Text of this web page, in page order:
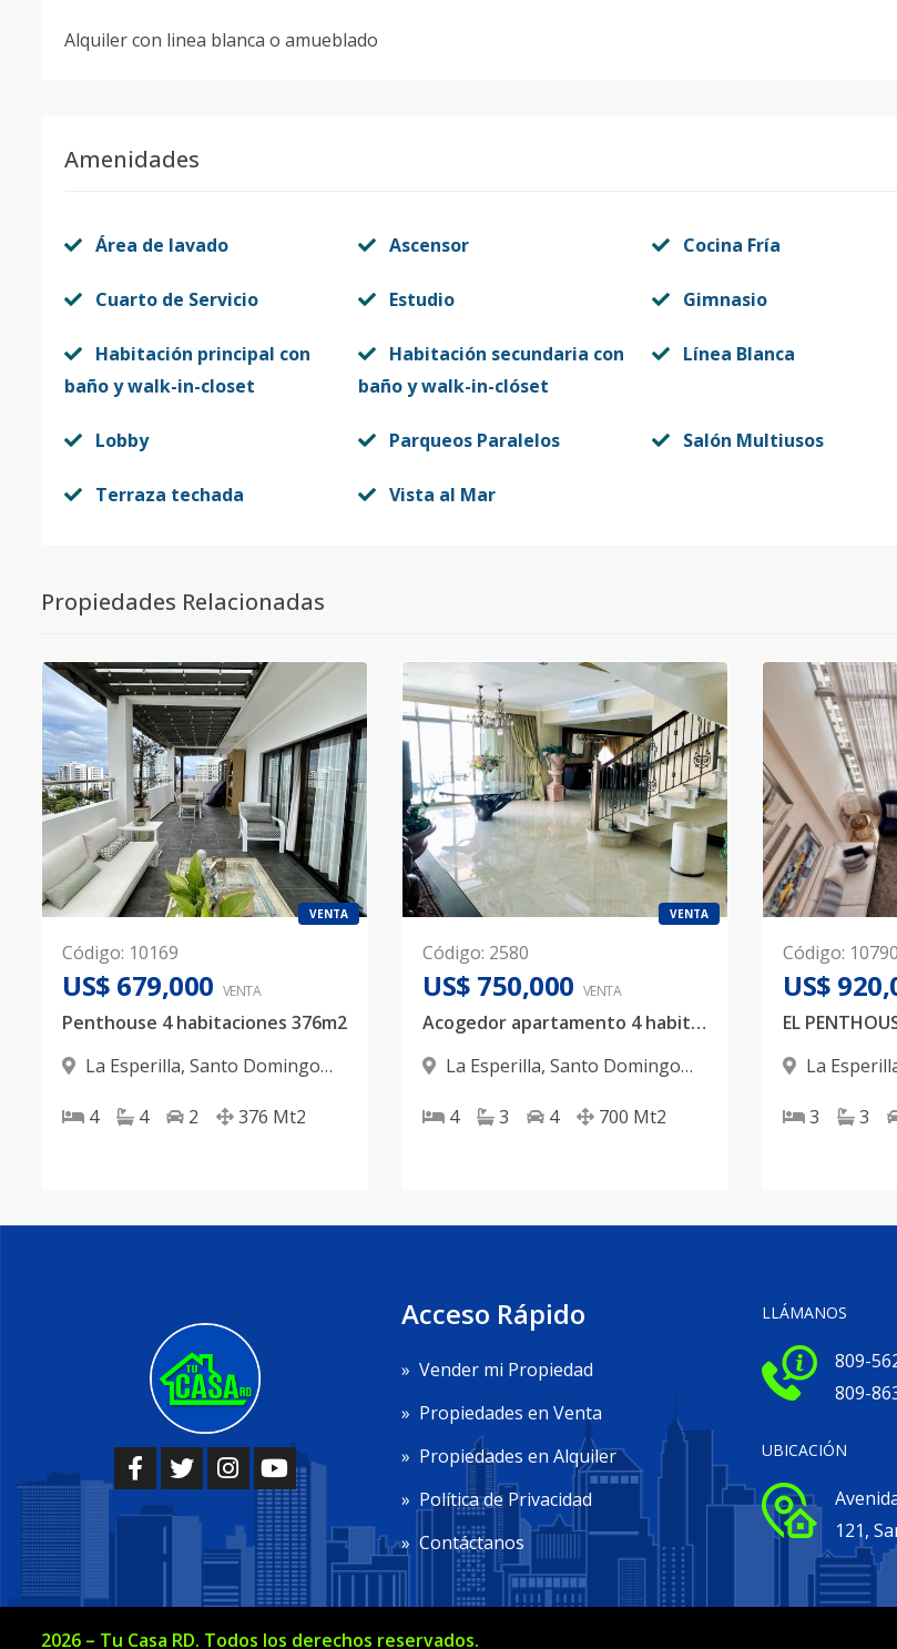
Alquiler con linea blanca o amueblado
Amenidades
Área de lavado Ascensor Cocina Fría
Cuarto de Servicio Estudio Gimnasio
Habitación principal con
baño y walk-in-closet
Habitación secundaria con
baño y walk-in-clóset
Línea Blanca
Lobby Parqueos Paralelos Salón Multiusos
Terraza techada Vista al Mar
Propiedades Relacionadas
VENTA
Código: 10169
US$ 679,000 VENTA
Penthouse 4 habitaciones 376m2
La Esperilla, Santo Domingo
4
4 2 376 Mt2
VENTA
Código: 2580
US$ 750,000 VENTA
Acogedor apartamento 4 habitación, 4 parqueos
La Esperilla, Santo Domingo
4
3 4 700 Mt2
Código: 10790
US$
La
3
3
Acceso Rápido
» Vender mi Propiedad
» Propiedades en Venta
» Propiedades en Alquiler
» Política de Privacidad
» Contáctanos
LLÁMANOS
809-
809-
UBICACIÓN
121,
2026 – Tu Casa RD. Todos los derechos reservados.